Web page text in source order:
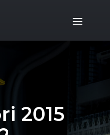
2015